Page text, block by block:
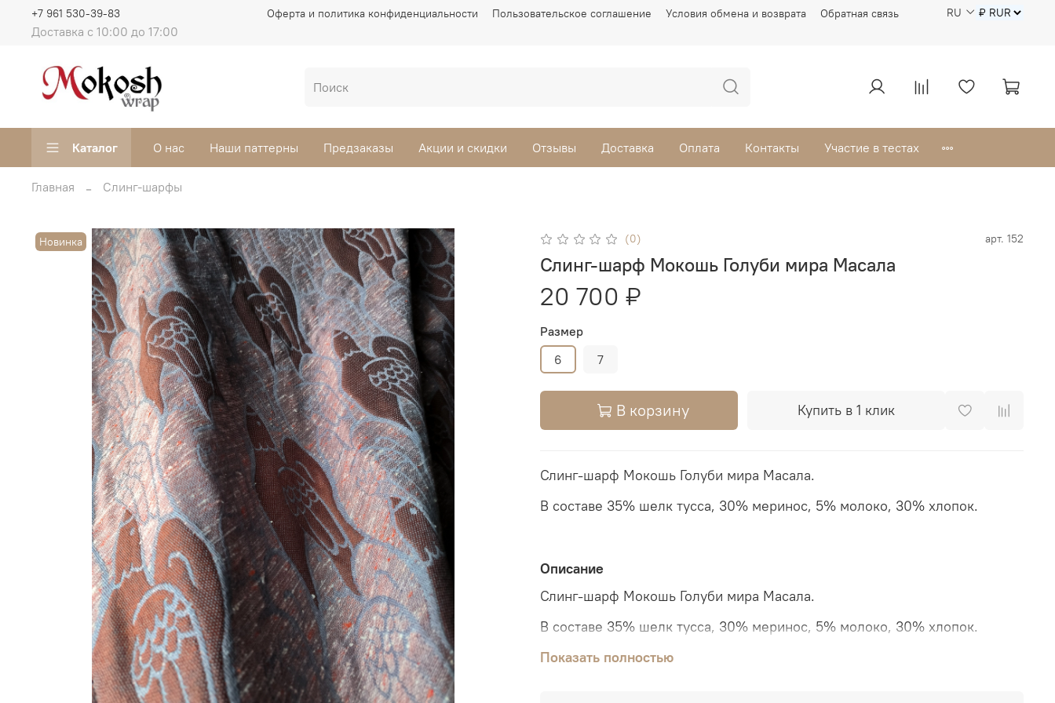
Оферта и политика конфиденциальности Пользовательское соглашение Условия обмена и возврата Обратная связь
Доставка с 10:00 до 17:00
+7 961 530-39-83 RU
Каталог О нас Наши паттерны Предзаказы Акции и скидки Отзывы Доставка Оплата Контакты Участие в тестах
Главная Слинг-шарфы
Новинка (0) арт. 152
Слинг-шарф Мокошь Голуби мира Масала
20 700 ₽
Размер
6
7
В корзину Купить в 1 клик
Слинг-шарф Мокошь Голуби мира Масала.
В составе 35% шелк тусса, 30% меринос, 5% молоко, 30% хлопок.
Описание
Слинг-шарф Мокошь Голуби мира Масала.
В составе 35% шелк тусса, 30% меринос, 5% молоко, 30% хлопок.
Мягкий слинг с баунсом для малышей от 3 месяцев. В плетении
Показать полностью